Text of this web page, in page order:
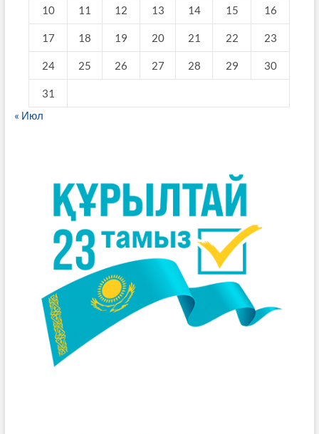
10 11 12 13 14 15 16
17 18 19 20 21 22 23
24 25 26 27 28 29 30
31
« Июл